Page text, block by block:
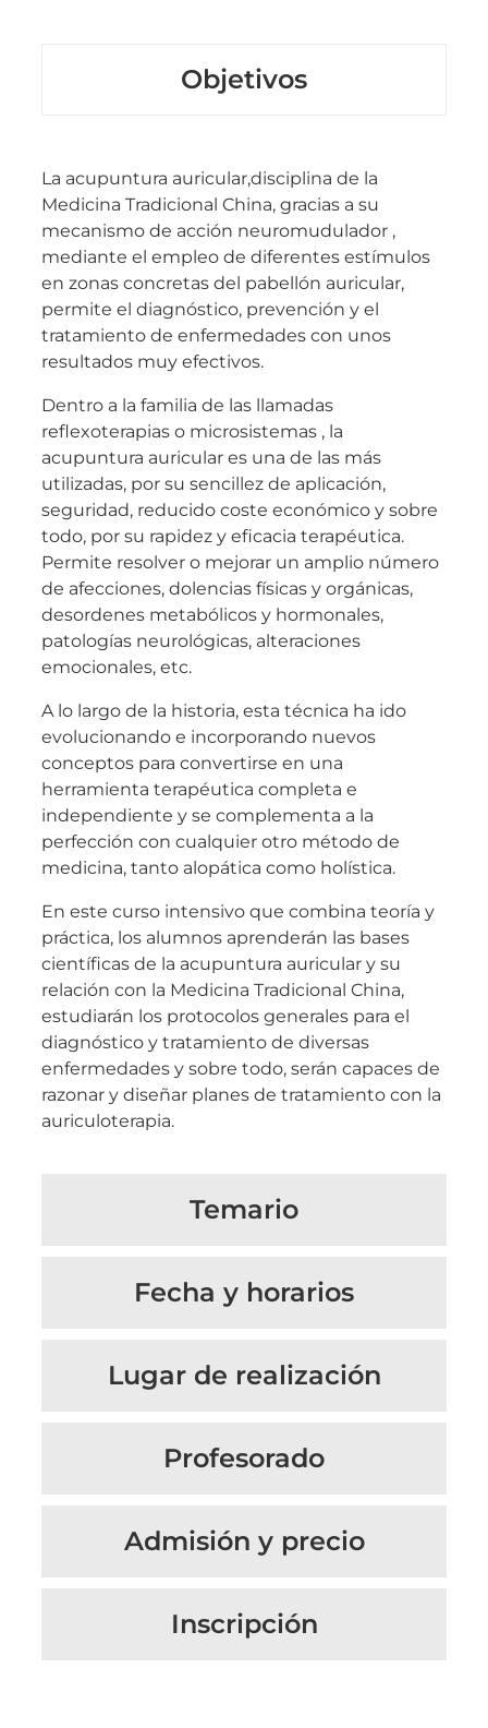
Objetivos
La acupuntura auricular,disciplina de la
Medicina Tradicional China, gracias a su
mecanismo de acción neuromudulador ,
mediante el empleo de diferentes estímulos
en zonas concretas del pabellón auricular,
permite el diagnóstico, prevención y el
tratamiento de enfermedades con unos
resultados muy efectivos.
Dentro a la familia de las llamadas
reflexoterapias o microsistemas , la
acupuntura auricular es una de las más
utilizadas, por su sencillez de aplicación,
seguridad, reducido coste económico y sobre
todo, por su rapidez y eficacia terapéutica.
Permite resolver o mejorar un amplio número
de afecciones, dolencias físicas y orgánicas,
desordenes metabólicos y hormonales,
patologías neurológicas, alteraciones
emocionales, etc.
A lo largo de la historia, esta técnica ha ido
evolucionando e incorporando nuevos
conceptos para convertirse en una
herramienta terapéutica completa e
independiente y se complementa a la
perfección con cualquier otro método de
medicina, tanto alopática como holística.
En este curso intensivo que combina teoría y
práctica, los alumnos aprenderán las bases
científicas de la acupuntura auricular y su
relación con la Medicina Tradicional China,
estudiarán los protocolos generales para el
diagnóstico y tratamiento de diversas
enfermedades y sobre todo, serán capaces de
razonar y diseñar planes de tratamiento con la
auriculoterapia.
Temario
Fecha y horarios
Lugar de realización
Profesorado
Admisión y precio
Inscripción